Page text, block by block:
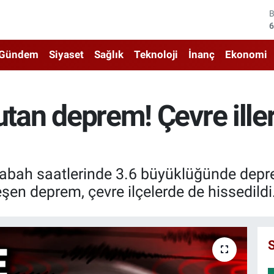
Siyaset Sağlık Teknoloji İnanç Ekonomi
deprem! Çevre
saatlerinde 3.6 büyüklüğünde
deprem, çevre ilçelerde de